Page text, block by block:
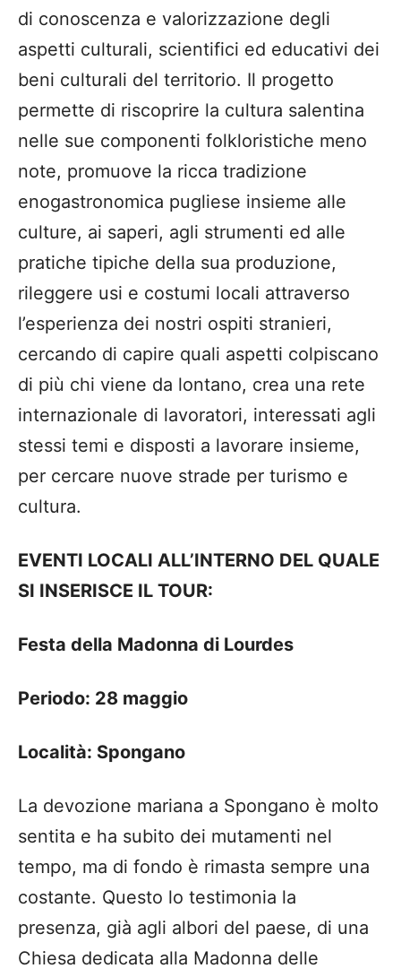
di conoscenza e valorizzazione degli
aspetti culturali, scientifici ed educativi dei
beni culturali del territorio. Il progetto
permette di riscoprire la cultura salentina
nelle sue componenti folkloristiche meno
note, promuove la ricca tradizione
enogastronomica pugliese insieme alle
culture, ai saperi, agli strumenti ed alle
pratiche tipiche della sua produzione,
rileggere usi e costumi locali attraverso
l’esperienza dei nostri ospiti stranieri,
cercando di capire quali aspetti colpiscano
di più chi viene da lontano, crea una rete
internazionale di lavoratori, interessati agli
stessi temi e disposti a lavorare insieme,
per cercare nuove strade per turismo e
cultura.
EVENTI LOCALI ALL’INTERNO DEL QUALE
SI INSERISCE IL TOUR:
Festa della Madonna di Lourdes
Periodo: 28 maggio
Località: Spongano
La devozione mariana a Spongano è molto
sentita e ha subito dei mutamenti nel
tempo, ma di fondo è rimasta sempre una
costante. Questo lo testimonia la
presenza, già agli albori del paese, di una
Chiesa dedicata alla Madonna delle